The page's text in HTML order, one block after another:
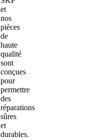
et
nos
pièces
de
haute
qualité
sont
conçues
pour
permettre
des
réparations
sûres
et
durables.